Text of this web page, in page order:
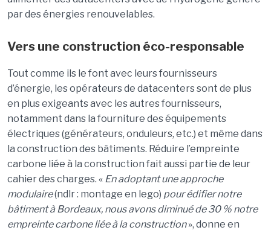
par des énergies renouvelables.
Vers une construction éco-responsable
Tout comme ils le font avec leurs fournisseurs
d’énergie, les opérateurs de datacenters sont de plus
en plus exigeants avec les autres fournisseurs,
notamment dans la fourniture des équipements
électriques (générateurs, onduleurs, etc.) et même dans
la construction des bâtiments. Réduire l’empreinte
carbone liée à la construction fait aussi partie de leur
cahier des charges. « En adoptant une approche
modulaire(ndlr : montage en lego) pour édifier notre
bâtiment à Bordeaux, nous avons diminué de 30 % notre
empreinte carbone liée à la construction», donne en